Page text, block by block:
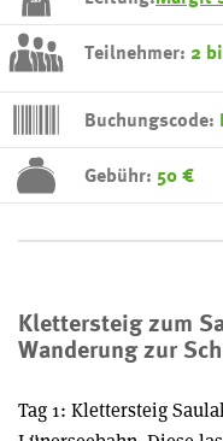
Teilnehmer: 2
Buchungscode:
Gebühr: 50 €
Klettersteig zum
Wanderung zur
Tag 1: Klettersteig